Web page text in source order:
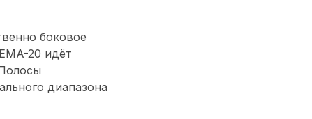
боковое
20 идёт
диапазона